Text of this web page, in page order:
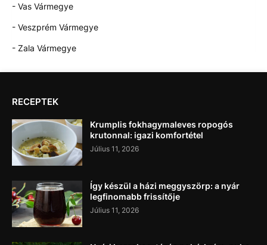
- Vas Vármegye
- Veszprém Vármegye
- Zala Vármegye
RECEPTEK
Krumplis fokhagymaleves ropogós
krutonnal: igazi komfortétel
Július 11, 2026
Így készül a házi meggyszörp: a nyár
legfinomabb frissítője
Július 11, 2026